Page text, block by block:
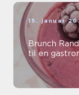
15. januar
Brunch
til en